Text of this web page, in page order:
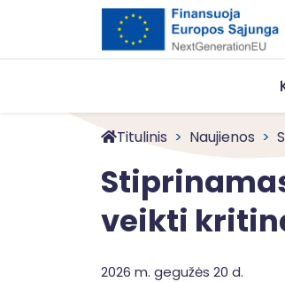
Titulinis Naujienos
veikti
2026 m. gegužės 20 d.